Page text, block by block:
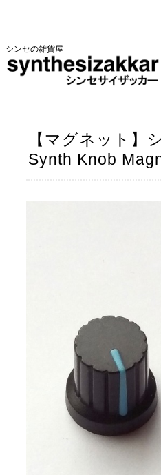
シンセの雑貨屋
【マグネット】
Synth Knob